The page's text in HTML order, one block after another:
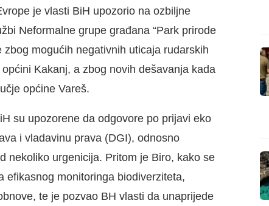
je vlasti BiH upozorio na ozbiljne
Neformalne grupe građana “Park prirode
mogućih negativnih uticaja rudarskih
Kakanj, a zbog novih dešavanja kada
općine Vareš.
su upozorene da odgovore po prijavi eko
i vladavinu prava (DGI), odnosno
nekoliko urgenicija. Pritom je Biro, kako se
efikasnog monitoringa biodiverziteta,
te je pozvao BH vlasti da unaprijede